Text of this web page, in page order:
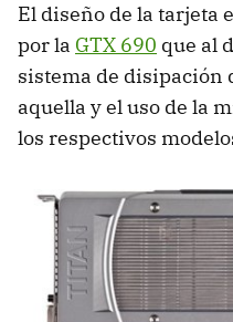
El diseño de la tarjeta
por la GTX 690 que al
sistema de disipación
aquella y el uso de la
los respectivos